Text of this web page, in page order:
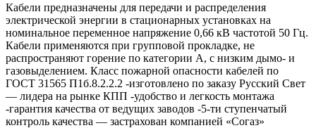
Кабели предназначены для передачи и распределения
электрической энергии в стационарных установках на
номинальное переменное напряжение 0,66 кВ частотой 50 Гц.
Кабели применяются при групповой прокладке, не
распространяют горение по категории А, с низким дымо- и
газовыделением. Класс пожарной опасности кабелей по
ГОСТ 31565 П1б.8.2.2.2 -изготовлено по заказу Русский Свет
— лидера на рынке КПП -удобство и легкость монтажа
-гарантия качества от ведущих заводов -5-ти ступенчатый
контроль качества — застрахован компанией «Согаз»